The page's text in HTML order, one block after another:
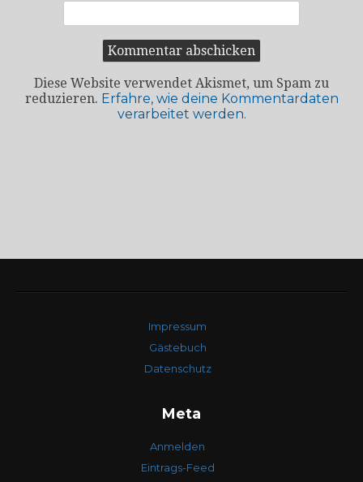
Diese Website verwendet Akismet, um Spam zu
reduzieren. Erfahre, wie deine Kommentardaten
verarbeitet werden.
Impressum
Gästebuch
Datenschutz
Meta
Anmelden
Eintrags-Feed